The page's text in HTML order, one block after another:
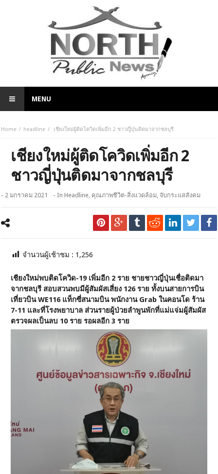
MENU
Home headline เชียงใหม่ผู้ติดโควิดเพิ่มอีก 2 ชาวญี่ปุ่นติดมาจากชลบุรี
เชียงใหม่ผู้ติดโควิดเพิ่มอีก 2
ชาวญี่ปุ่นติดมาจากชลบุรี
- 2 มกราคม 2021 - InHeadline, คุณภาพชีวิต-สิ่งแวดล้อม, จับกระแสสังคม
จำนวนผู้เช้าชม : 1,256
เชียงใหม่พบติดโควิด-19 เพิ่มอีก 2 ราย ชายชาวญี่ปุ่นเชื่อติดมา
จากชลบุรี สอบสวนพบมีผู้สัมผัสเสี่ยง 126 ราย ทั้งบนสายการบิน
เที่ยวบิน WE116 แท็กซี่สนามบิน พนักงาน Grab ในคอนโด ร้าน
7-11 และที่โรงพยาบาล ส่วนรายผู้ป่วยลำพูนพักที่แม่แจ่มผู้สัมผัส
ตรวจผลเป็นลบ 10 ราย รอผลอีก 3 ราย